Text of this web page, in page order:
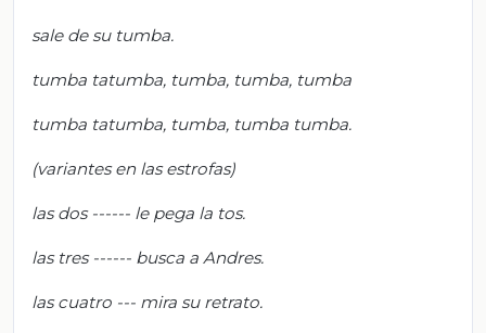
sale de su tumba.
tumba tatumba, tumba, tumba, tumba
tumba tatumba, tumba, tumba tumba.
(variantes en las estrofas)
las dos ------ le pega la tos.
las tres ------ busca a Andres.
las cuatro --- mira su retrato.